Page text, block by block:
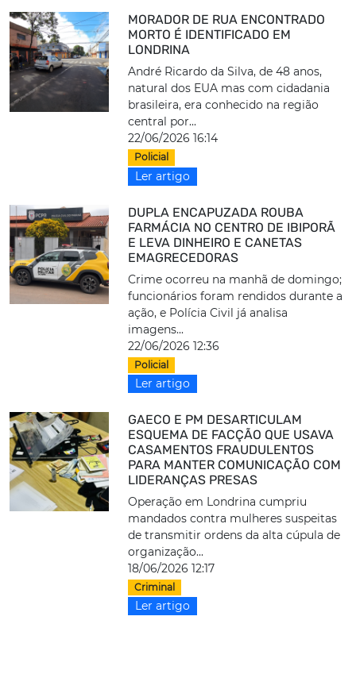
MORADOR DE RUA ENCONTRADO
MORTO É IDENTIFICADO EM
LONDRINA
André Ricardo da Silva, de 48 anos,
natural dos EUA mas com cidadania
brasileira, era conhecido na região
central por...
22/06/2026 16:14
Policial
Ler artigo
DUPLA ENCAPUZADA ROUBA
FARMÁCIA NO CENTRO DE IBIPORÃ
E LEVA DINHEIRO E CANETAS
EMAGRECEDORAS
Crime ocorreu na manhã de domingo;
funcionários foram rendidos durante a
ação, e Polícia Civil já analisa
imagens...
22/06/2026 12:36
Policial
Ler artigo
GAECO E PM DESARTICULAM
ESQUEMA DE FACÇÃO QUE USAVA
CASAMENTOS FRAUDULENTOS
PARA MANTER COMUNICAÇÃO COM
LIDERANÇAS PRESAS
Operação em Londrina cumpriu
mandados contra mulheres suspeitas
de transmitir ordens da alta cúpula de
organização...
18/06/2026 12:17
Criminal
Ler artigo